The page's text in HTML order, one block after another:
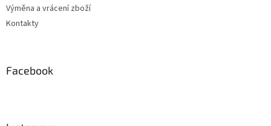
Výměna a vrácení zboží
Kontakty
Facebook